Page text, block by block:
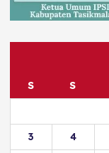
S S
3
4